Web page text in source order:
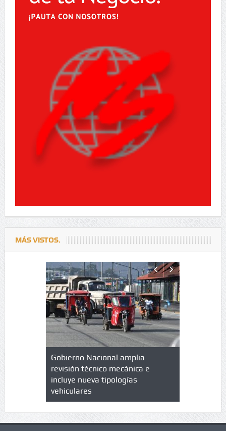
MÁS VISTOS.
en
Gobierno Nacional amplia
revisión técnico mecánica e
incluye nueva tipologías
vehiculares